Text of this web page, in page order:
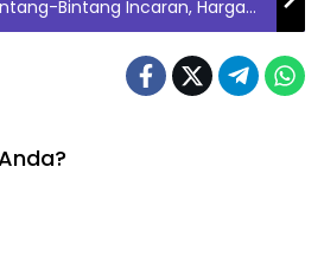
Bintang Incaran, Harga
LSTI!